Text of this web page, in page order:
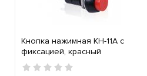
Кнопка нажимная КН-11А с
фиксацией, красный